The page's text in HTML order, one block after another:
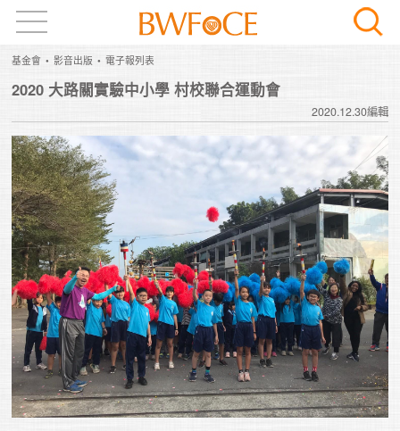
基金會 影音出版 電子報列表
2020 大路關實驗中小學 村校聯合運動會
2020.12.30編輯